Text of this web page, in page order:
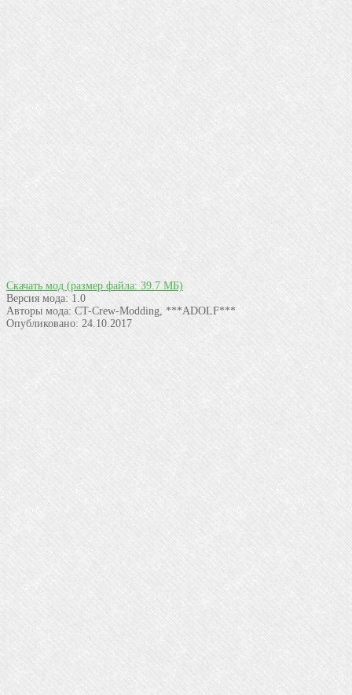
Скачать мод (размер файла: 39.7 МБ)
Версия мода: 1.0
Авторы мода: CT-Crew-Modding, ***ADOLF***
Опубликовано: 24.10.2017